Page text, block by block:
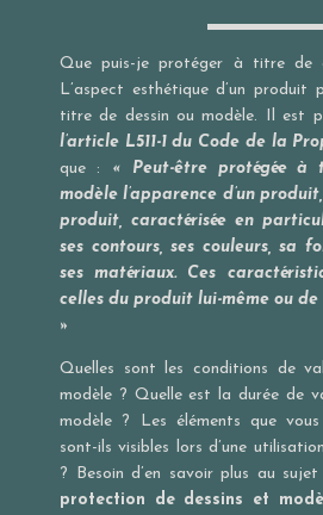
Que puis-je protéger à titre de
L’aspect esthétique d’un
titre de dessin ou modèle. Il est
l’article L511-1 du Code de la
que :
« Peut-être protégée à
modèle l’apparence d’un
produit, caractérisée en
ses contours, ses couleurs, sa
ses matériaux. Ces
celles du produit lui-même ou
»
Quelles sont les conditions de
modèle ? Quelle est la durée de
modèle ? Les éléments que
sont-ils visibles lors d’une
? Besoin d’en savoir plus au
protection de dessins et